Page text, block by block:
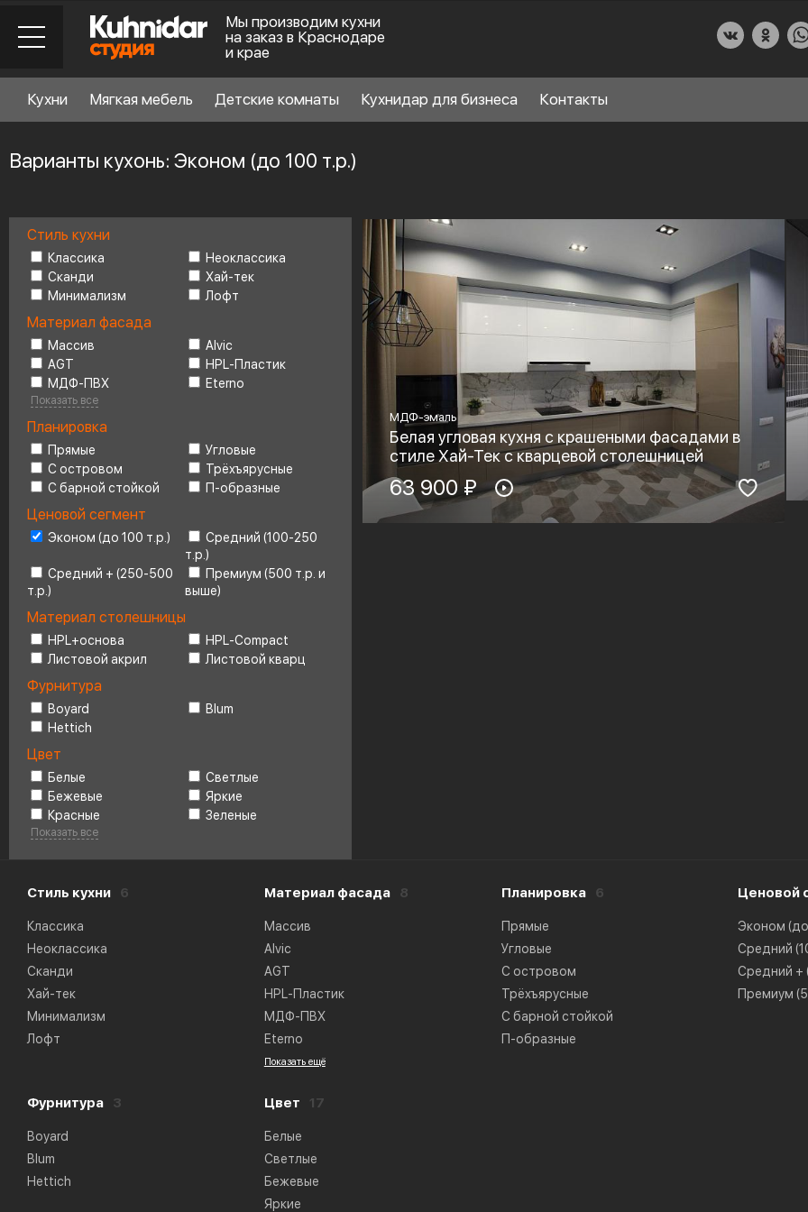
Мы производим кухни
на заказ в Краснодаре
и крае
Стиль кухни
Материал фасада 8
Планировка
Ценовой сегмент 4
О КУХНИДАР
НАШИ УСЛУГИ
СПРАВОЧНЫЙ РАЗДЕЛ
ПАРТНЕРЫ
Кухни Мягкая мебель Детские комнаты Кухнидар для бизнеса Контакты
Варианты кухонь: Эконом (до 100 т.р.)
Стиль кухни
Классика
Неоклассика
Сканди
Хай-тек
Минимализм
Лофт
Материал фасада
Массив
Alvic
AGT
HPL-Пластик
МДФ-ПВХ
Eterno
Показать все
Планировка
Прямые
Угловые
С островом
Трёхъярусные
С барной стойкой
П-образные
Ценовой сегмент
Эконом (до 100 т.р.)
Средний (100-250
т.р.)
Средний + (250-500
т.р.)
Премиум (500 т.р. и
выше)
Материал столешницы
HPL+основа
HPL-Compact
Листовой акрил
Листовой кварц
Фурнитура
Boyard
Blum
Hettich
Цвет
Белые
Светлые
Бежевые
Яркие
Красные
Зеленые
Показать все
МДФ-эмаль
Белая угловая кухня с крашеными фасадами в
стиле Хай-Тек с кварцевой столешницей
Материал фасадов:
МДФ-эмаль
Материал столешницы:
Листовой кварц
63 900 ₽
Стиль кухни 6
Классика
Неоклассика
Сканди
Хай-тек
Минимализм
Лофт
Материал фасада 8
Массив
Alvic
AGT
HPL-Пластик
МДФ-ПВХ
Eterno
Показать ещё
Планировка 6
Прямые
Угловые
С островом
Трёхъярусные
С барной стойкой
П-образные
Ценовой
Эконом (до
Средний
Средний +
Премиум
Фурнитура 3
Boyard
Blum
Hettich
Цвет 17
Белые
Светлые
Бежевые
Яркие